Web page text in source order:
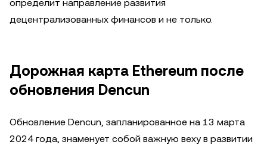
определит направление развития
децентрализованных финансов и не только.
Дорожная карта Ethereum после
обновления Dencun
Обновление Dencun, запланированное на 13 марта
2024 года, знаменует собой важную веху в развитии